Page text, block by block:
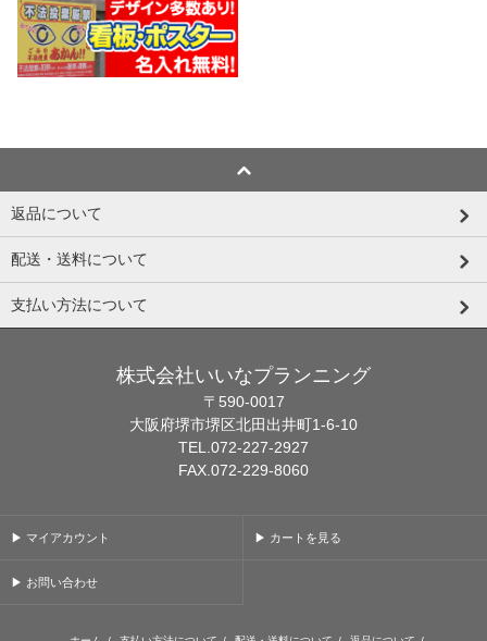
返品について
配送・送料について
支払い方法について
株式会社いいなプランニング
〒590-0017
大阪府堺市堺区北田出井町1-6-10
TEL.072-227-2927
FAX.072-229-8060
▶ マイアカウント ▶ カートを見る
▶ お問い合わせ